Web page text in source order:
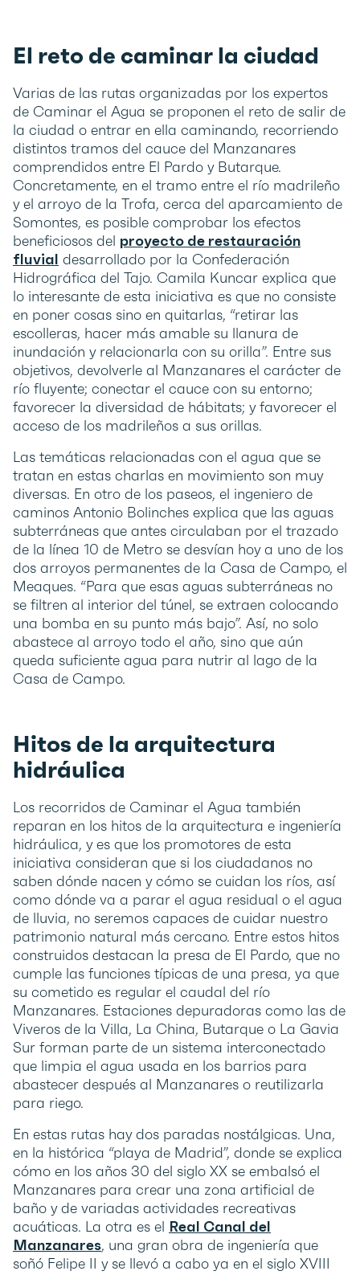
El reto de caminar la ciudad
Varias de las rutas organizadas por los expertos
de Caminar el Agua se proponen el reto de salir de
la ciudad o entrar en ella caminando, recorriendo
distintos tramos del cauce del Manzanares
comprendidos entre El Pardo y Butarque.
Concretamente, en el tramo entre el río madrileño
y el arroyo de la Trofa, cerca del aparcamiento de
Somontes, es posible comprobar los efectos
beneficiosos del proyecto de restauración
fluvial desarrollado por la Confederación
Hidrográfica del Tajo. Camila Kuncar explica que
lo interesante de esta iniciativa es que no consiste
en poner cosas sino en quitarlas, “retirar las
escolleras, hacer más amable su llanura de
inundación y relacionarla con su orilla”. Entre sus
objetivos, devolverle al Manzanares el carácter de
río fluyente; conectar el cauce con su entorno;
favorecer la diversidad de hábitats; y favorecer el
acceso de los madrileños a sus orillas.
Las temáticas relacionadas con el agua que se
tratan en estas charlas en movimiento son muy
diversas. En otro de los paseos, el ingeniero de
caminos Antonio Bolinches explica que las aguas
subterráneas que antes circulaban por el trazado
de la línea 10 de Metro se desvían hoy a uno de los
dos arroyos permanentes de la Casa de Campo, el
Meaques. “Para que esas aguas subterráneas no
se filtren al interior del túnel, se extraen colocando
una bomba en su punto más bajo”. Así, no solo
abastece al arroyo todo el año, sino que aún
queda suficiente agua para nutrir al lago de la
Casa de Campo.
Hitos de la arquitectura
hidráulica
Los recorridos de Caminar el Agua también
reparan en los hitos de la arquitectura e ingeniería
hidráulica, y es que los promotores de esta
iniciativa consideran que si los ciudadanos no
saben dónde nacen y cómo se cuidan los ríos, así
como dónde va a parar el agua residual o el agua
de lluvia, no seremos capaces de cuidar nuestro
patrimonio natural más cercano. Entre estos hitos
construidos destacan la presa de El Pardo, que no
cumple las funciones típicas de una presa, ya que
su cometido es regular el caudal del río
Manzanares. Estaciones depuradoras como las de
Viveros de la Villa, La China, Butarque o La Gavia
Sur forman parte de un sistema interconectado
que limpia el agua usada en los barrios para
abastecer después al Manzanares o reutilizarla
para riego.
En estas rutas hay dos paradas nostálgicas. Una,
en la histórica “playa de Madrid”, donde se explica
cómo en los años 30 del siglo XX se embalsó el
Manzanares para crear una zona artificial de
baño y de variadas actividades recreativas
acuáticas. La otra es el Real Canal del
Manzanares, una gran obra de ingeniería que
soñó Felipe II y se llevó a cabo ya en el siglo XVIII